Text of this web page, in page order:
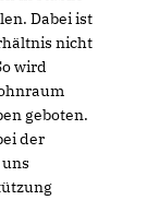
Dabei ist
nicht
wird
geboten.
der